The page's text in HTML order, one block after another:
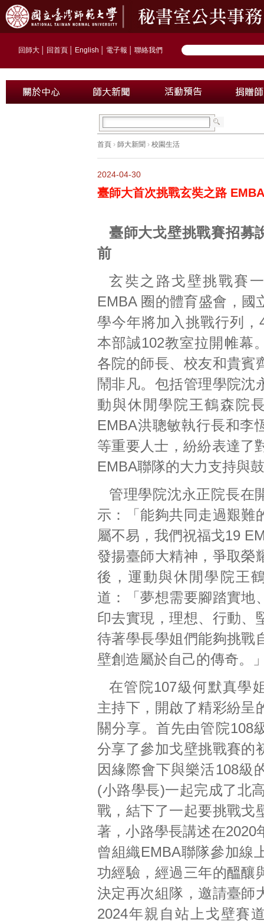
回師大 回首頁 English 電子報 聯絡我們
首頁 › 師大新聞 › 校園生活
2024-04-30
臺師大首次挑戰玄奘之路
臺師大戈壁挑戰賽招募
前
玄奘之路戈壁挑戰賽
EMBA 圈的體育盛會，國
學今年將加入挑戰行列，
本部誠102教室拉開帷幕
各院的師長、校友和貴賓
鬧非凡。包括管理學院沈
動與休閒學院王鶴森院
EMBA洪聰敏執行長和李
等重要人士，紛紛表達了
EMBA聯隊的大力支持與
管理學院沈永正院長在
示：「能夠共同走過艱難
屬不易，我們祝福戈19
發揚臺師大精神，爭取榮
後，運動與休閒學院王
道：「夢想需要腳踏實地
印去實現，理想、行動、
待著學長學姐們能夠挑戰
壁創造屬於自己的傳奇。
在管院107級何默真學
主持下，開啟了精彩紛呈
關分享。首先由管院108
分享了參加戈壁挑戰賽的
因緣際會下與樂活108級
(小路學長)一起完成了北
戰，結下了一起要挑戰戈
著，小路學長講述在2020
曾組織EMBA聯隊參加線
功經驗，經過三年的醞釀
決定再次組隊，邀請臺師
2024年親自站上戈壁賽